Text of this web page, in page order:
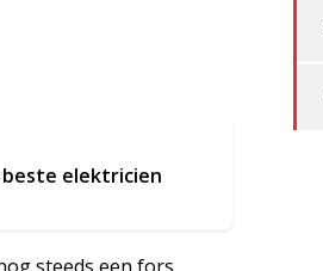
beste elektricien